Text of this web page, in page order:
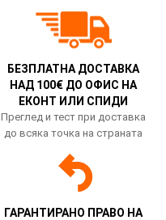
БЕЗПЛАТНА ДОСТАВКА
НАД 100€ ДО ОФИС НА
ЕКОНТ ИЛИ СПИДИ
Преглед и тест при доставка
до всяка точка на страната
ГАРАНТИРАНО ПРАВО НА